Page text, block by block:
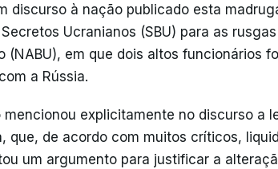
discurso à nação publicado esta
Ucranianos (SBU) para as
(NABU), em que dois altos funcionários
a Rússia.
mencionou explicitamente no discurso a
que, de acordo com muitos críticos,
um argumento para justificar a